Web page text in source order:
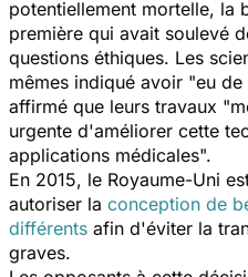
potentiellement mortelle, la
première qui avait soulevé
questions éthiques. Les
mêmes indiqué avoir "eu
affirmé que leurs travaux "
urgente d'améliorer cette
applications médicales".
En 2015, le Royaume-Uni
autoriser la conception de
différents afin d'éviter la
graves.